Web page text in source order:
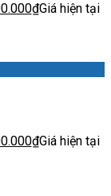
₫Giá hiện tại
₫Giá hiện tại